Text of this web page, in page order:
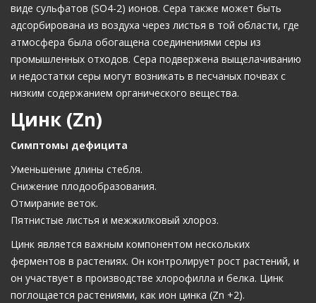
виде сульфатов (SO4-2) ионов. Сера также может быть
адсорбирована из воздуха через листья в той области, где
атмосфера была обогащена соединениями серы из
промышленных отходов. Сера подвержена выщелачиванию
и недостатки серы могут возникать в песчаных почвах с
низким содержанием органического вещества.
Цинк (Zn)
Симптомы дефицита
Уменьшение длины стебля.
Снижение плодообразования.
Отмирание веток.
Пятнистые листья и межжилковый хлороз.
Цинк является важным компонентом нескольких
ферментов в растениях. Он контролирует рост растений, и
он участвует в производстве хлорофилла и белка. Цинк
поглощается растениями, как ион цинка (Zn +2).